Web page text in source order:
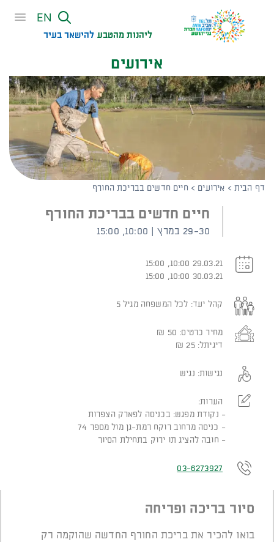
מַעֲרֶכֶת
נָגִישׁ
בִּקְלִיק
הָאֲתָר.
EN
ליהנות מהטבע להישאר בעיר​
אירועים
דף הבית > אירועים > חיים חדשים בבריכת החורף
חיים חדשים בבריכת החורף
29-30 במרץ | 10:00, 15:00
29.03.21 10:00, 15:00
30.03.21 10:00, 15:00
קהל יעד: לכל המשפחה מגיל 5
מחיר כרטיס:
₪
דיגיתל: 25
₪
נגישות: נגיש
הערות:
נקודת מפגש: בכניסה לפארק הצפרות
כניסה מרחוב רוקח רמת-גן מול מספר 74
חובה להציג תו ירוק בתחילת הסיור
03-6273927
סיור בריכה ופריחה
בואו להכיר את בריכת החורף החדשה שהוקמה רק